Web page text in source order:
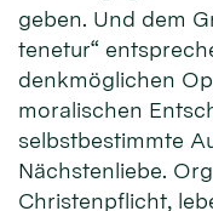
geben. Und dem
tenetur“
denkmöglichen
moralischen
selbstbestimmte
Nächstenliebe.
Christenpflicht,